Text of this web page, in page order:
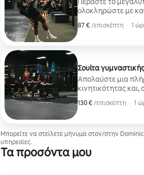
ολοκληρώστε με
κινητικότητας για
87 € /επισκέπτη
87 €, ανά επισκέπτη
, · 1
Σουίτα γυμναστικής
Απολαύστε μια
κινητικότητας
σχεδιάσετε ένα
διατροφής.
130 € /επισκέπτη
130 €, ανά επισκέπτη
, · 1
Μπορείτε να στείλετε μήνυμα στον/στην
υπηρεσίες.
Τα προσόντα μου